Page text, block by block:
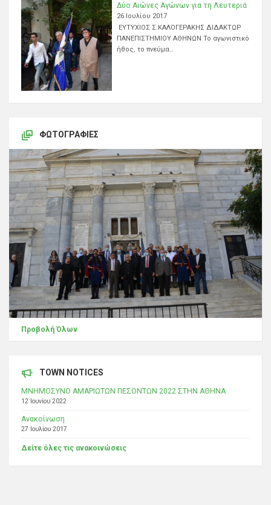
Δύο Αιώνες Αγώνων για τη Λευτεριά
26 Ιουλίου 2017
ΕΥΤΥΧΙΟΣ Σ.ΚΑΛΟΓΕΡΑΚΗΣ ΔΙΔΑΚΤΩΡ
ΠΑΝΕΠΙΣΤΗΜΙΟΥ ΑΘΗΝΩΝ Το αγωνιστικό
ήθος, το πνεύμα…
ΦΩΤΟΓΡΑΦΊΕΣ
Προβολή Όλων
TOWN NOTICES
ΜΝΗΜΟΣΥΝΟ ΑΜΑΡΙΩΤΩΝ ΠΕΣΟΝΤΩΝ 2022 ΣΤΗΝ ΑΘΗΝΑ
12 Ιουνίου 2022
Ανακοίνωση
27 Ιουλίου 2017
Δείτε όλες τις ανακοινώσεις